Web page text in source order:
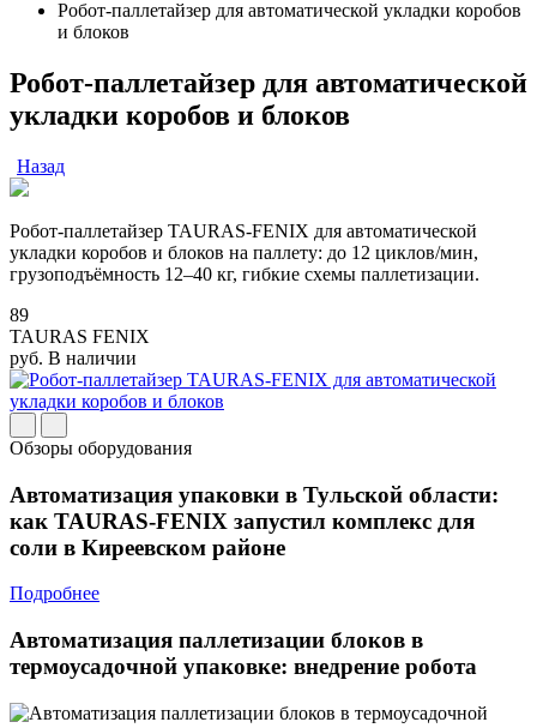
Робот-паллетайзер для автоматической укладки коробов
и блоков
Робот-паллетайзер для автоматической
укладки коробов и блоков
Назад
Робот-паллетайзер TAURAS-FENIX для автоматической
укладки коробов и блоков на паллету: до 12 циклов/мин,
грузоподъёмность 12–40 кг, гибкие схемы паллетизации.
89
TAURAS FENIX
руб. В наличии
Обзоры оборудования
Автоматизация упаковки в Тульской области:
как TAURAS-FENIX запустил комплекс для
соли в Киреевском районе
Подробнее
Автоматизация паллетизации блоков в
термоусадочной упаковке: внедрение робота